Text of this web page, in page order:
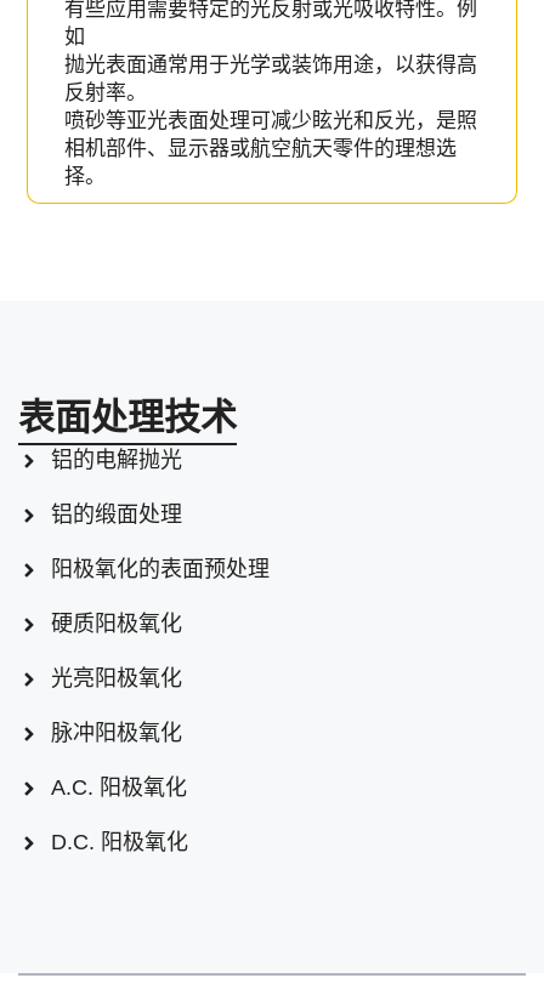
有些应用需要特定的光反射或光吸收特性。例
如
抛光表面通常用于光学或装饰用途，以获得高
反射率。
喷砂等亚光表面处理可减少眩光和反光，是照
相机部件、显示器或航空航天零件的理想选
择。
表面处理技术
铝的电解抛光
铝的缎面处理
阳极氧化的表面预处理
硬质阳极氧化
光亮阳极氧化
脉冲阳极氧化
A.C. 阳极氧化
D.C. 阳极氧化